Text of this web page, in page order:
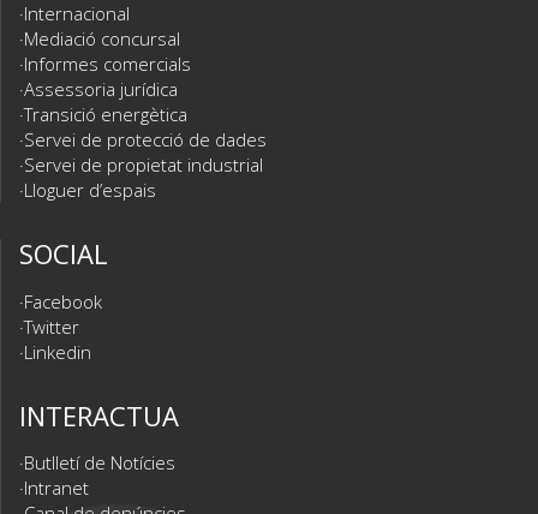
Internacional
Mediació concursal
Informes comercials
Assessoria jurídica
Transició energètica
Servei de protecció de dades
Servei de propietat industrial
Lloguer d’espais
SOCIAL
Facebook
Twitter
Linkedin
INTERACTUA
Butlletí de Notícies
Intranet